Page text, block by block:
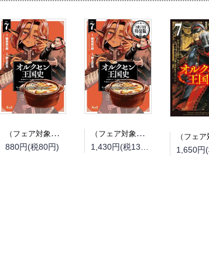
（フェア対象商品）【予約】【特典付き】オルクセン王国史~野蛮なオークの国は、如何にして平和なエルフの国を焼き払うに至ったか~ 7（08/25頃発送予定）
880円(税80円)
（フェア対象商品）【予約】【特典付き】オルクセン王国史~野蛮なオークの国は、如何にして平和なエルフの国を焼き払うに至ったか~ 7 小冊子付き特装版（08/25頃発送予定）